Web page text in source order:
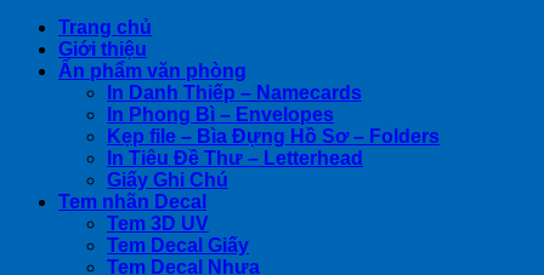
Trang chủ
Giới thiệu
Ấn phẩm văn phòng
In Danh Thiếp – Namecards
In Phong Bì – Envelopes
Kẹp file – Bìa Đựng Hồ Sơ – Folders
In Tiêu Đề Thư – Letterhead
Giấy Ghi Chú
Tem nhãn Decal
Tem 3D UV
Tem Decal Giấy
Tem Decal Nhựa